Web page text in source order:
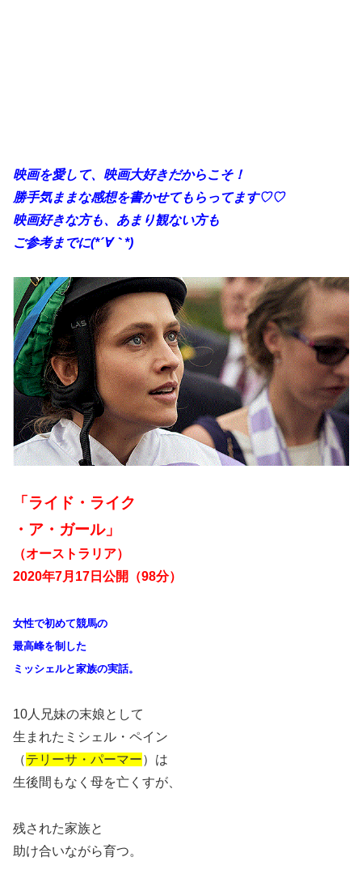
映画を愛して、映画大好きだからこそ！
勝手気ままな感想を書かせてもらってます♡♡
映画好きな方も、あまり観ない方も
ご参考までに(*´∀｀*)
「ライド・ライク
・ア・ガール」
（オーストラリア）
2020年7月17日公開（98分）
女性で初めて競馬の
最高峰を制した
ミッシェルと家族の実話。
10人兄妹の末娘として
生まれたミシェル・ペイン
（テリーサ・パーマー）は
生後間もなく母を亡くすが、
残された家族と
助け合いながら育つ。